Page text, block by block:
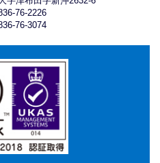
76-2226
76-3074